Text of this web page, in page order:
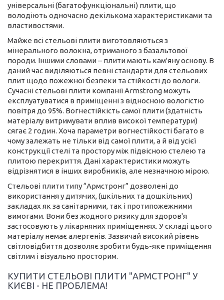
універсальні (багатофункціональні) плити, що
володіють одночасно декількома характеристиками та
властивостями.
Майже всі стельові плити виготовляються з
мінерального волокна, отриманого з базальтової
породи. Іншими словами – плити мають кам'яну основу. В
даний час виділяються певні стандарти для стельових
плит щодо пожежної безпеки та стійкості до вологи.
Сучасні стельові плити компанії Armstrong можуть
експлуатуватися в приміщенні з відносною вологістю
повітря до 95%. Вогнестійкість самої плити (здатність
матеріалу витримувати вплив високої температури)
сягає 2 годин. Хоча параметри вогнестійкості багато в
чому залежать не тільки від самої плити, а й від усієї
конструкції стелі та простору між підвісною стелею та
плитою перекриття. Дані характеристики можуть
відрізнятися в інших виробників, але незначною мірою.
Стельові плити типу “Армстронг” дозволені до
використання у дитячих, (шкільних та дошкільних)
закладах як за санітарними, так і протипожежними
вимогами. Вони без жодного ризику для здоров'я
застосовують у лікарняних приміщеннях. У складі цього
матеріалу немає алергенів. Зазвичай високий рівень
світловідбиття дозволяє зробити будь-яке приміщення
світлим і візуально просторим.
КУПИТИ СТЕЛЬОВІ ПЛИТИ "АРМСТРОНГ" У
КИЄВІ - НЕ ПРОБЛЕМА!